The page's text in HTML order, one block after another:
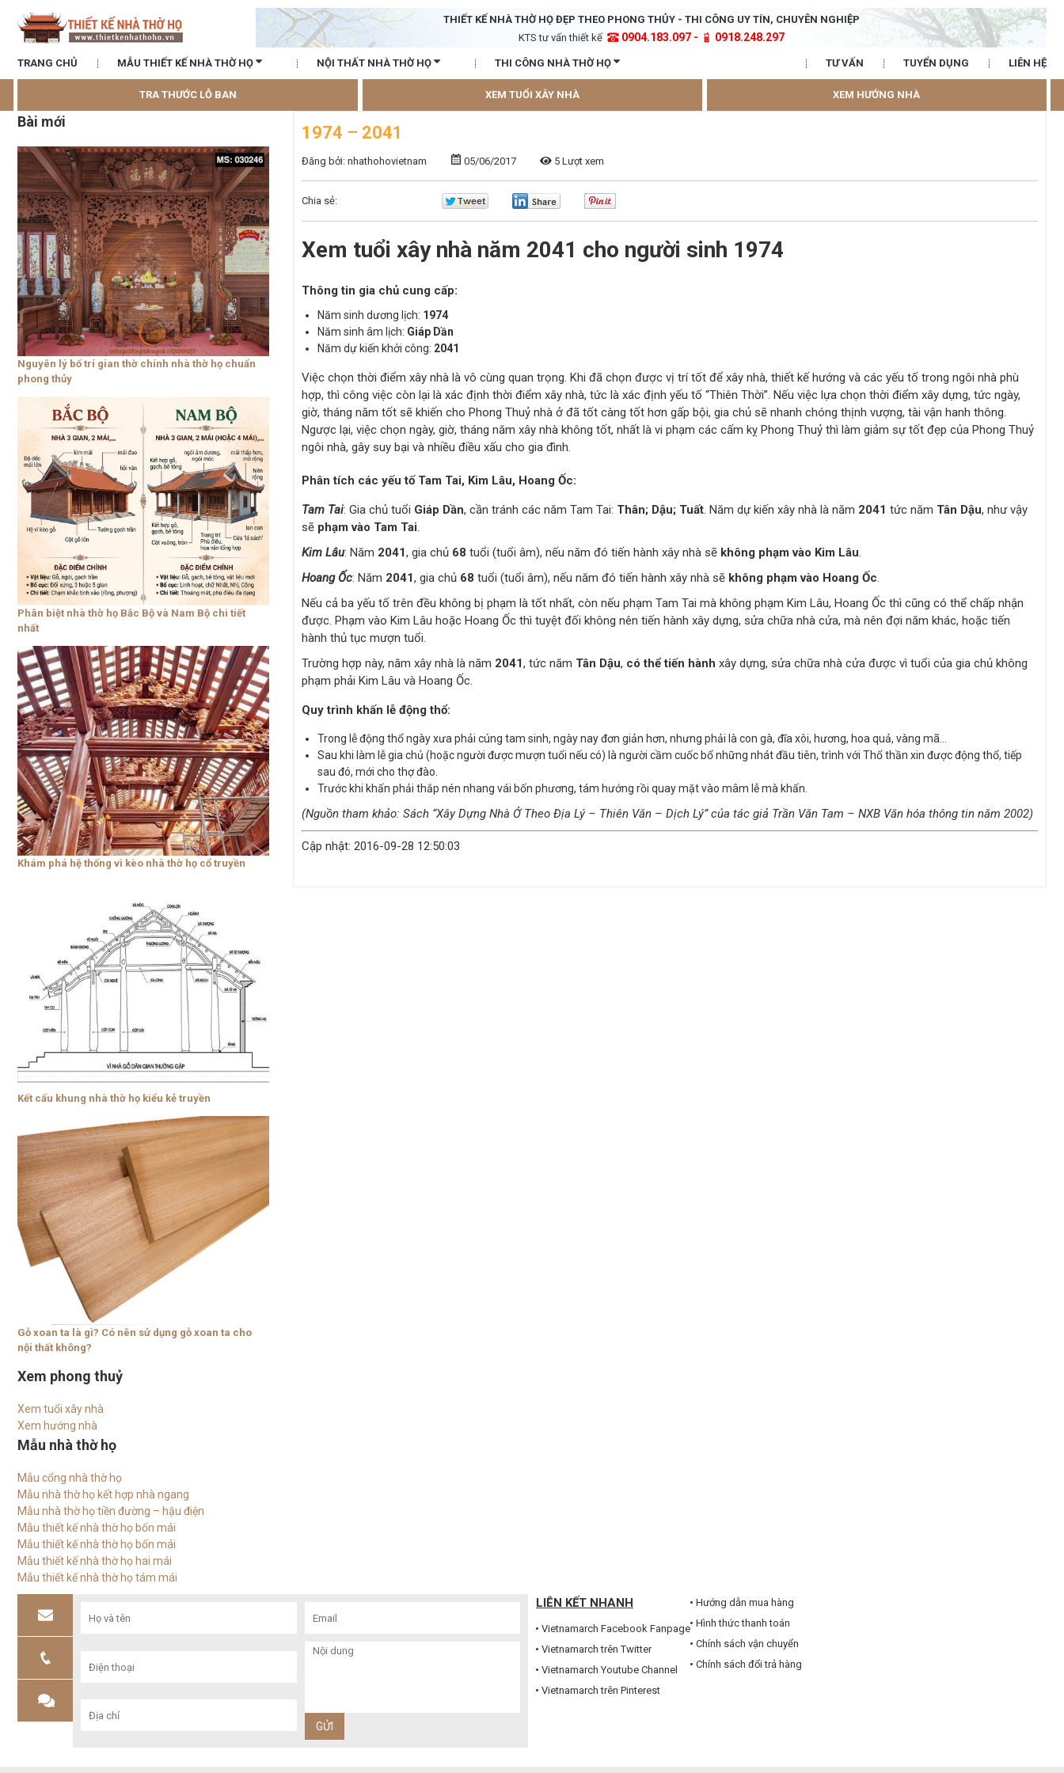
THIẾT KẾ NHÀ THỜ HỌ ĐẸP THEO PHONG THỦY - THI CÔNG UY TÍN, CHUYÊN NGHIỆP
KTS tư vấn thiết kế
0904.183.097 - 0918.248.297
TRANG CHỦ MẪU THIẾT KẾ NHÀ THỜ HỌ NỘI THẤT NHÀ THỜ HỌ THI CÔNG NHÀ THỜ HỌ TƯ VẤN TUYỂN DỤNG LIÊN HỆ
TRA THƯỚC LỖ BAN XEM TUỔI XÂY NHÀ XEM HƯỚNG NHÀ
1974 – 2041
Đăng bởi: nhathohovietnam 05/06/2017 5 Lượt xem
Chia sẻ:
Xem tuổi xây nhà năm 2041 cho người sinh 1974
Thông tin gia chủ cung cấp:
Năm sinh dương lịch: 1974
Năm sinh âm lịch: Giáp Dần
Năm dự kiến khởi công: 2041
Việc chọn thời điểm xây nhà là vô cùng quan trọng. Khi đã chọn được vị trí tốt để xây nhà, thiết kế hướng và các yếu tố trong ngôi nhà phù
hợp, thì công việc còn lại là xác định thời điểm xây nhà, tức là xác định yếu tố “Thiên Thời”. Nếu việc lựa chọn thời điểm xây dựng, tức ngày,
giờ, tháng năm tốt sẽ khiến cho Phong Thuỷ nhà ở đã tốt càng tốt hơn gấp bội, gia chủ sẽ nhanh chóng thịnh vượng, tài vận hanh thông.
Ngược lại, việc chọn ngày, giờ, tháng năm xây nhà không tốt, nhất là vi phạm các cấm kỵ Phong Thuỷ thì làm giảm sự tốt đẹp của Phong Thuỷ
ngôi nhà, gây suy bại và nhiều điều xấu cho gia đình.
Phân tích các yếu tố Tam Tai, Kim Lâu, Hoang Ốc:
Tam Tai: Gia chủ tuổi Giáp Dần, cần tránh các năm Tam Tai: Thân; Dậu; Tuất. Năm dự kiến xây nhà là năm 2041 tức năm Tân Dậu, như vậy
sẽ phạm vào Tam Tai.
Kim Lâu: Năm 2041, gia chủ 68 tuổi (tuổi âm), nếu năm đó tiến hành xây nhà sẽ không phạm vào Kim Lâu.
Hoang Ốc: Năm 2041, gia chủ 68 tuổi (tuổi âm), nếu năm đó tiến hành xây nhà sẽ không phạm vào Hoang Ốc.
Nếu cả ba yếu tố trên đều không bị phạm là tốt nhất, còn nếu phạm Tam Tai mà không phạm Kim Lâu, Hoang Ốc thì cũng có thể chấp nhận
được. Phạm vào Kim Lâu hoặc Hoang Ốc thì tuyệt đối không nên tiến hành xây dựng, sửa chữa nhà cửa, mà nên đợi năm khác, hoặc tiến
hành thủ tục mượn tuổi.
Trường hợp này, năm xây nhà là năm 2041, tức năm Tân Dậu, có thể tiến hành xây dựng, sửa chữa nhà cửa được vì tuổi của gia chủ không
phạm phải Kim Lâu và Hoang Ốc.
Quy trình khấn lễ động thổ:
Trong lễ động thổ ngày xưa phải cúng tam sinh, ngày nay đơn giản hơn, nhưng phải là con gà, đĩa xôi, hương, hoa quả, vàng mã…
Sau khi làm lễ gia chủ (hoặc người được mượn tuổi nếu có) là người cầm cuốc bổ những nhát đầu tiên, trình với Thổ thần xin được động thổ, tiếp
sau đó, mới cho thợ đào.
Trước khi khấn phải thắp nén nhang vái bốn phương, tám hướng rồi quay mặt vào mâm lễ mà khấn.
(Nguồn tham khảo: Sách “Xây Dựng Nhà Ở Theo Địa Lý – Thiên Văn – Dịch Lý” của tác giả Trần Văn Tam – NXB Văn hóa thông tin năm 2002)
Cập nhật: 2016-09-28 12:50:03
Bài mới
Nguyên lý bố trí gian thờ chính nhà thờ họ chuẩn
phong thủy
Phân biệt nhà thờ họ Bắc Bộ và Nam Bộ chi tiết
nhất
Khám phá hệ thống vì kèo nhà thờ họ cổ truyền
Kết cấu khung nhà thờ họ kiểu kẻ truyền
Gỗ xoan ta là gì? Có nên sử dụng gỗ xoan ta cho
nội thất không?
Xem phong thuỷ
Xem tuổi xây nhà
Xem hướng nhà
Mẫu nhà thờ họ
Mẫu cổng nhà thờ họ
Mẫu nhà thờ họ kết hợp nhà ngang
Mẫu nhà thờ họ tiền đường – hậu điện
Mẫu thiết kế nhà thờ họ bốn mái
Mẫu thiết kế nhà thờ họ bốn mái
Mẫu thiết kế nhà thờ họ hai mái
Mẫu thiết kế nhà thờ họ tám mái
LIÊN KẾT NHANH
Vietnamarch Facebook Fanpage
Vietnamarch trên Twitter
Vietnamarch Youtube Channel
Vietnamarch trên Pinterest
Hướng dẫn mua hàng
Hình thức thanh toán
Chính sách vận chuyển
Chính sách đổi trả hàng